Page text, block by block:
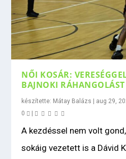
NŐI KOSÁR:
BAJNOKI
készítette: Mátay Balázs | aug 29,
0
|
A kezdéssel nem volt
sokáig vezetett is a Dávid